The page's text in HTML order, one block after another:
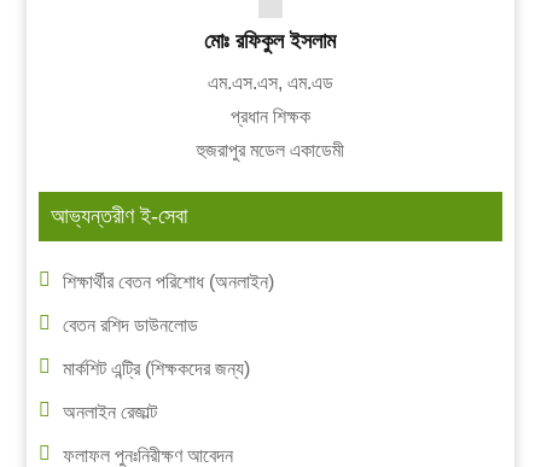
মোঃ রফিকুল ইসলাম
এম.এস.এস, এম.এড
প্রধান শিক্ষক
হুজরাপুর মডেল একাডেমী
আভ্যন্তরীণ ই-সেবা
শিক্ষার্থীর বেতন পরিশোধ (অনলাইন)
বেতন রশিদ ডাউনলোড
মার্কশিট এন্ট্রি (শিক্ষকদের জন্য)
অনলাইন রেজাল্ট
ফলাফল পুনঃনিরীক্ষণ আবেদন